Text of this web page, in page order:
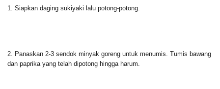
1. Siapkan daging sukiyaki lalu potong-potong.
2. Panaskan 2-3 sendok minyak goreng untuk menumis. Tumis bawang
dan paprika yang telah dipotong hingga harum.